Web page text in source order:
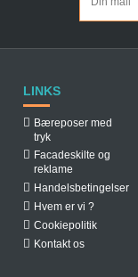
LINKS
Bæreposer med
tryk
Facadeskilte og
reklame
Handelsbetingelser
Hvem er vi ?
Cookiepolitik
Kontakt os